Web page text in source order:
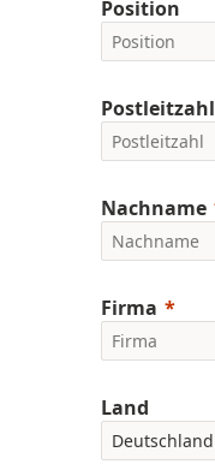
Position
Postleitzahl
Nachname
Firma
Land